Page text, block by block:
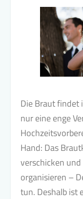
Die Braut findet
nur eine enge
Hand: Das
verschicken
organisieren –
tun. Deshalb ist